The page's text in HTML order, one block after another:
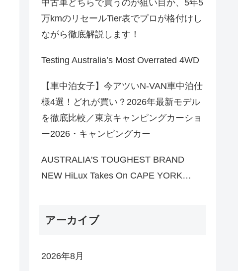
中古車どちらで買うのが狙い目か、5年5
万kmのリセールTier表でプロが格付けし
ながら徹底解説します！
Testing Australia’s Most Overrated 4WD
【車中泊女子】今アツいN-VAN車中泊仕
様4選！どれが買い？2026年最新モデル
を徹底比較／東京キャンピングカーショ
ー2026・キャンピングカー
AUSTRALIA'S TOUGHEST BRAND
NEW HiLux Takes On CAPE YORK…
アーカイブ
2026年8月